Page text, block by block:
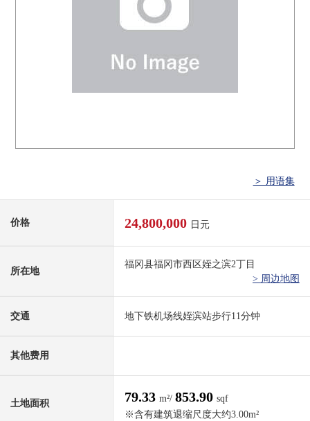
＞ 用语集
价格 24,800,000 日元
所在地
福冈县福冈市西区姪之滨2丁目
> 周边地图
交通 地下铁机场线姪滨站步行11分钟
其他费用
土地面积 79.33 m²/ 853.90 sqf
※含有建筑退缩尺度大约3.00m²